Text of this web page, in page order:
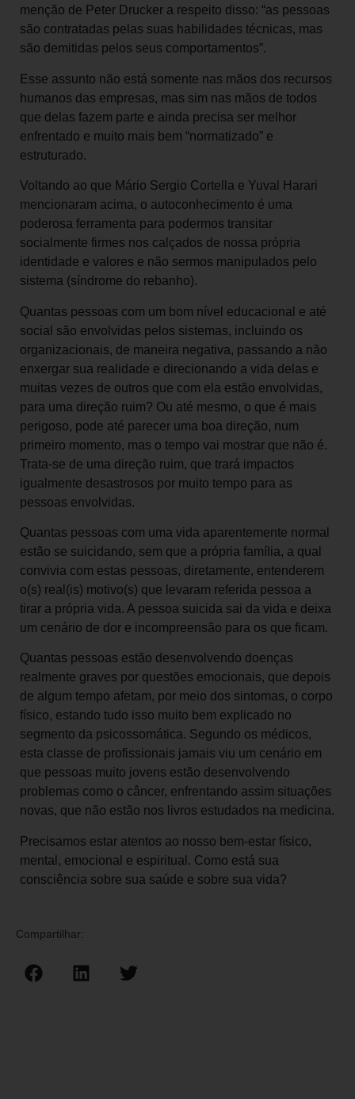
menção de Peter Drucker a respeito disso: “as pessoas
são contratadas pelas suas habilidades técnicas, mas
são demitidas pelos seus comportamentos”.
Esse assunto não está somente nas mãos dos recursos
humanos das empresas, mas sim nas mãos de todos
que delas fazem parte e ainda precisa ser melhor
enfrentado e muito mais bem “normatizado” e
estruturado.
Voltando ao que Mário Sergio Cortella e Yuval Harari
mencionaram acima, o autoconhecimento é uma
poderosa ferramenta para podermos transitar
socialmente firmes nos calçados de nossa própria
identidade e valores e não sermos manipulados pelo
sistema (síndrome do rebanho).
Quantas pessoas com um bom nível educacional e até
social são envolvidas pelos sistemas, incluindo os
organizacionais, de maneira negativa, passando a não
enxergar sua realidade e direcionando a vida delas e
muitas vezes de outros que com ela estão envolvidas,
para uma direção ruim? Ou até mesmo, o que é mais
perigoso, pode até parecer uma boa direção, num
primeiro momento, mas o tempo vai mostrar que não é.
Trata-se de uma direção ruim, que trará impactos
igualmente desastrosos por muito tempo para as
pessoas envolvidas.
Quantas pessoas com uma vida aparentemente normal
estão se suicidando, sem que a própria família, a qual
convivia com estas pessoas, diretamente, entenderem
o(s) real(is) motivo(s) que levaram referida pessoa a
tirar a própria vida. A pessoa suicida sai da vida e deixa
um cenário de dor e incompreensão para os que ficam.
Quantas pessoas estão desenvolvendo doenças
realmente graves por questões emocionais, que depois
de algum tempo afetam, por meio dos sintomas, o corpo
físico, estando tudo isso muito bem explicado no
segmento da psicossomática. Segundo os médicos,
esta classe de profissionais jamais viu um cenário em
que pessoas muito jovens estão desenvolvendo
problemas como o câncer, enfrentando assim situações
novas, que não estão nos livros estudados na medicina.
Precisamos estar atentos ao nosso bem-estar físico,
mental, emocional e espiritual. Como está sua
consciência sobre sua saúde e sobre sua vida?
Compartilhar: